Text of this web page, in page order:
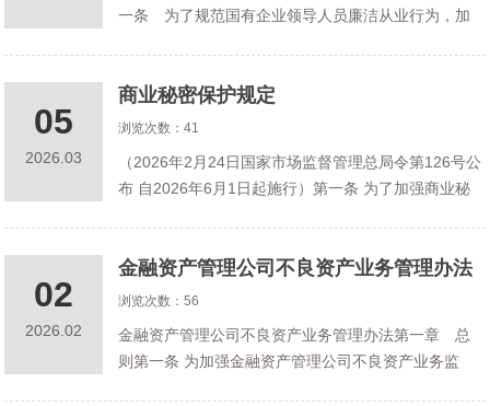
一条 为了规范国有企业领导人员廉洁从业行为，加
例》等党内法规和《中华人民共和国监察法
商业秘密保护规定
浏览次数：41
（2026年2月24日国家市场监督管理总局令第126号公
布 自2026年6月1日起施行）第一条 为了加强商业秘
法），制定本规定。第
05
2026.03
金融资产管理公司不良资产业务管理办法
浏览次数：56
金融资产管理公司不良资产业务管理办法第一章 总
则第一条 为加强金融资产管理公司不良资产业务监
02
2026.02